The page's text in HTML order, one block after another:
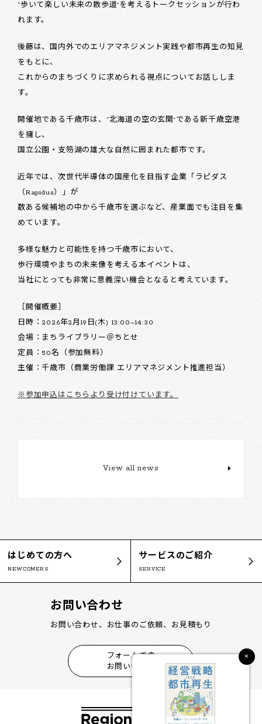
“歩いて楽しい未来の散歩道”を考えるトークセッションが行わ
れます。
後藤は、国内外でのエリアマネジメント実践や都市再生の知見
をもとに、
これからのまちづくりに求められる視点についてお話ししま
す。
開催地である千歳市は、“北海道の空の玄関”である新千歳空港
を擁し、
国立公園・支笏湖の雄大な自然に囲まれた都市です。
近年では、次世代半導体の国産化を目指す企業「ラピダス
（Rapidus）」が
数ある候補地の中から千歳市を選ぶなど、産業面でも注目を集
めています。
多様な魅力と可能性を持つ千歳市において、
歩行環境やまちの未来像を考える本イベントは、
当社にとっても非常に意義深い機会となると考えています。
［開催概要］
日時：2026年2月19日(木) 13:00–14:30
会場：まちライブラリー＠ちとせ
定員：50名（参加無料）
主催：千歳市（商業労働課 エリアマネジメント推進担当）
※参加申込はこちらより受け付けています。
View all news
×
はじめての方へ
NEWCOMERS
サービスのご紹介
SERVICE
お問い合わせ
お問い合わせ、お仕事のご依頼、お見積もり
フォームでの
お問い合わせ